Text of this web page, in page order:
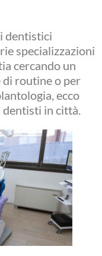
dentistici
specializzazioni
cercando un
routine o per
ecco
dentisti in città.